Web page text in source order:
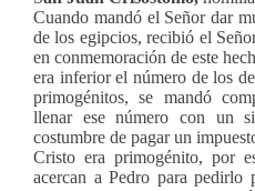
Cuando mandó el Señor dar
de los egipcios, recibió el
en conmemoración de este
era inferior el número de los
primogénitos, se mandó
llenar ese número con un
costumbre de pagar un
Cristo era primogénito, por
acercan a Pedro para pedirlo